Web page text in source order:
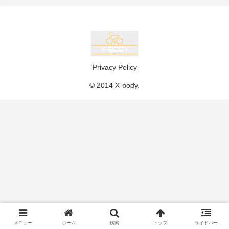
Privacy Policy
© 2014 X-body.
メニュー ホーム 検索 トップ サイドバー